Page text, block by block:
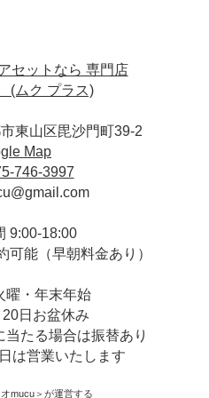
セットなら 専門店
(​ムク プラス)
東山区毘沙門町39-2
Map
746-3997
9:00-18:00
能（早朝料金あり）
曜・年末年始
日お盆休み
たる場合は振替あり
は営業いたします
mucu＞ が運営する